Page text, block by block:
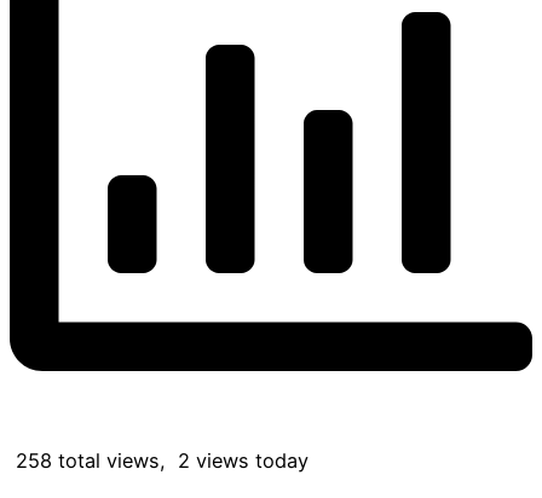
258 total views, 2 views today